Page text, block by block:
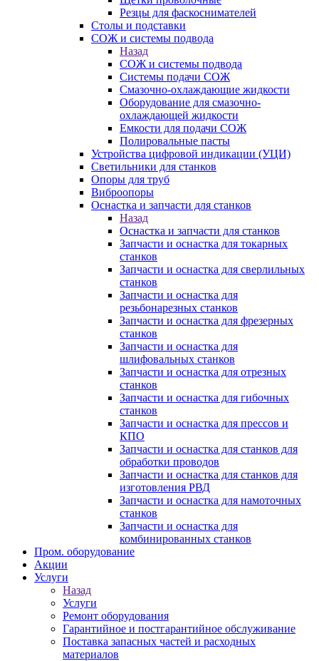
Резцы для фаскоснимателей
Столы и подставки
СОЖ и системы подвода
Назад
СОЖ и системы подвода
Системы подачи СОЖ
Смазочно-охлаждающие жидкости
Оборудование для смазочно-
охлаждающей жидкости
Емкости для подачи СОЖ
Полировальные пасты
Устройства цифровой индикации (УЦИ)
Светильники для станков
Опоры для труб
Виброопоры
Оснастка и запчасти для станков
Назад
Оснастка и запчасти для станков
Запчасти и оснастка для токарных
станков
Запчасти и оснастка для сверлильных
станков
Запчасти и оснастка для
резьбонарезных станков
Запчасти и оснастка для фрезерных
станков
Запчасти и оснастка для
шлифовальных станков
Запчасти и оснастка для отрезных
станков
Запчасти и оснастка для гибочных
станков
Запчасти и оснастка для прессов и
КПО
Запчасти и оснастка для станков для
обработки проводов
Запчасти и оснастка для станков для
изготовления РВД
Запчасти и оснастка для намоточных
станков
Запчасти и оснастка для
комбинированных станков
Пром. оборудование
Акции
Услуги
Назад
Услуги
Ремонт оборудования
Гарантийное и постгарантийное обслуживание
Поставка запасных частей и расходных
материалов